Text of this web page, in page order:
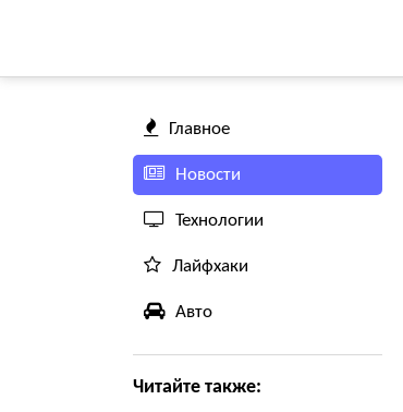
Главное
Новости
Технологии
Лайфхаки
Авто
Читайте также: